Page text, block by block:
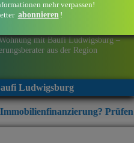
mit Baufi Ludwigsburg –
aus der Region
Ludwigsburg
Prüfen Sie jetzt die
mehr verpassen!
abonnieren !